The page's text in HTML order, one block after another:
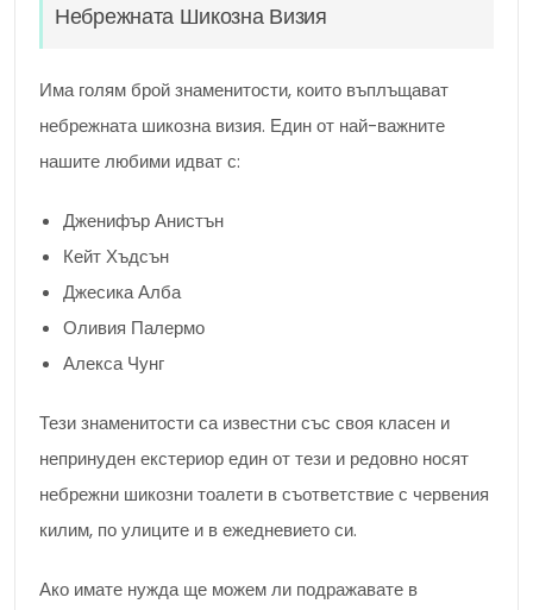
Небрежната Шикозна Визия
Има голям брой знаменитости, които въплъщават
небрежната шикозна визия. Един от най-важните
нашите любими идват с:
Дженифър Анистън
Кейт Хъдсън
Джесика Алба
Оливия Палермо
Алекса Чунг
Тези знаменитости са известни със своя класен и
непринуден екстериор един от тези и редовно носят
небрежни шикозни тоалети в съответствие с червения
килим, по улиците и в ежедневието си.
Ако имате нужда ще можем ли подражавате в